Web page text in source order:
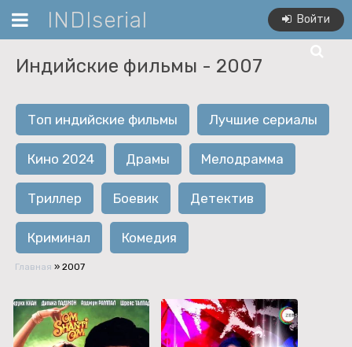
INDIserial Войти
Индийские фильмы - 2007
Топ индийские фильмы Лучшие сериалы
Кино 2024 Драмы Мелодрамма
Триллер Боевик Детектив
Криминал Комедия
Главная » 2007